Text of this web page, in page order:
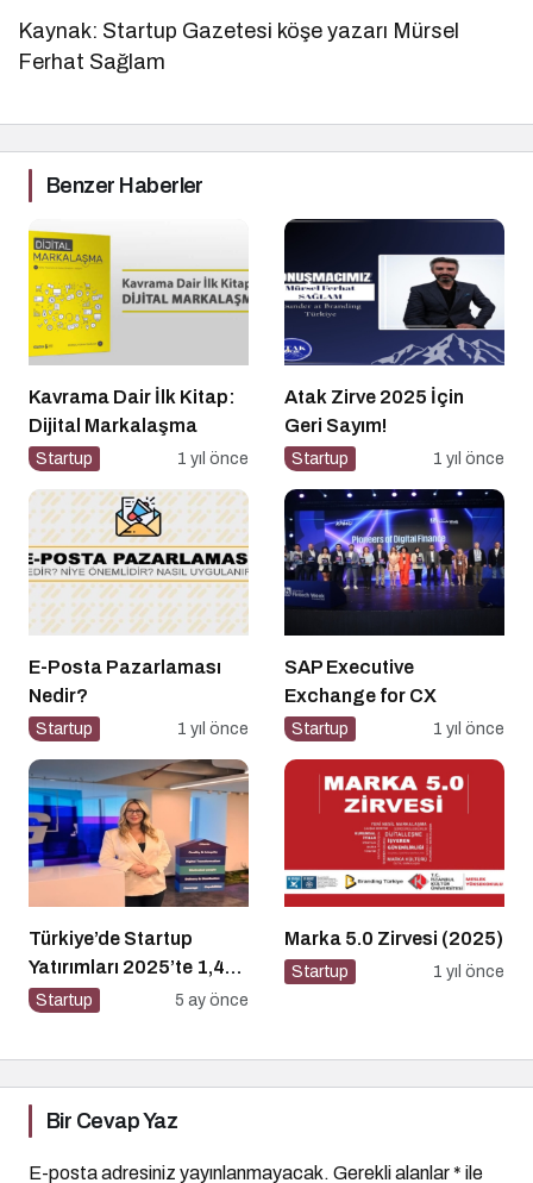
Kaynak: Startup Gazetesi köşe yazarı Mürsel
Ferhat Sağlam
Benzer Haberler
Kavrama Dair İlk Kitap:
Dijital Markalaşma
Startup 1 yıl önce
Atak Zirve 2025 İçin
Geri Sayım!
Startup 1 yıl önce
E-Posta Pazarlaması
Nedir?
Startup 1 yıl önce
SAP Executive
Exchange for CX
Startup 1 yıl önce
Türkiye’de Startup
Yatırımları 2025’te 1,4
Milyar Dolara Ulaştı
Startup 5 ay önce
Marka 5.0 Zirvesi (2025)
Startup 1 yıl önce
Bir Cevap Yaz
E-posta adresiniz yayınlanmayacak. Gerekli alanlar* ile